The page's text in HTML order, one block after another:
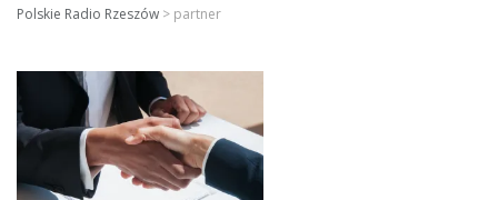
Polskie Radio Rzeszów > partner